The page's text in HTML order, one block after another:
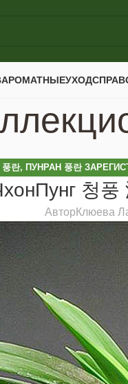
АРОМАТНЫЕУХОД
란, ПУНРАН 풍란
청
Автор Клюева